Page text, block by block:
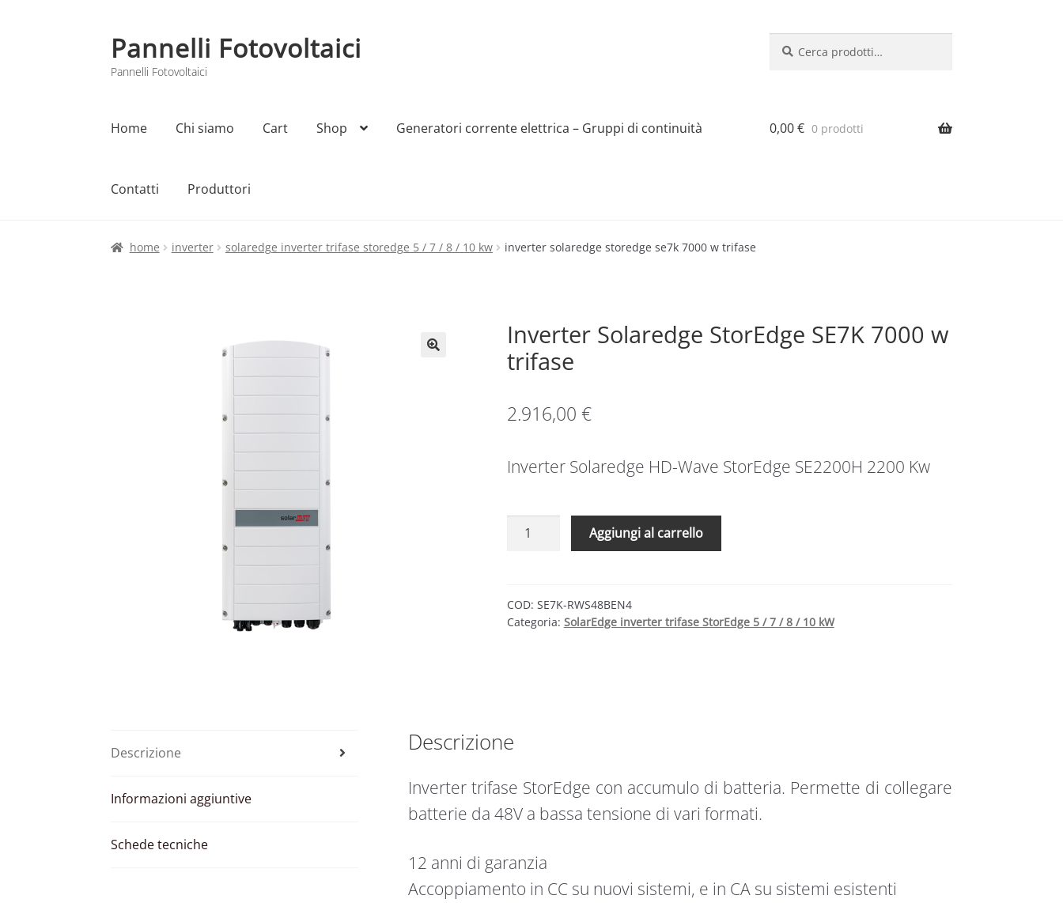
Vai
alla
navigazione
Vai
al
contenuto
Pannelli Fotovoltaici
Pannelli Fotovoltaici
Home Chi siamo Cart Shop Generatori corrente elettrica – Gruppi di continuità
Contatti Produttori
Home Cart Checkout Chi siamo Contatti My account Produttori Sample Page Shop
0,00€ 0 prodotti
home inverter solaredge inverter trifase storedge 5 / 7 / 8 / 10 kw inverter solaredge storedge se7k 7000 w trifase
Inverter Solaredge StorEdge SE7K 7000 w
trifase
2.916,00 €
Inverter Solaredge HD-Wave StorEdge SE2200H 2200 Kw
Inverter
7000
w
Aggiungi al carrello
COD: SE7K-RWS48BEN4
Categoria: SolarEdge inverter trifase StorEdge 5 / 7 / 8 / 10 kW
Descrizione
Informazioni aggiuntive
Schede tecniche
Descrizione
Inverter trifase StorEdge con accumulo di batteria. Permette di collegare
batterie da 48V a bassa tensione di vari formati.
12 anni di garanzia
Accoppiamento in CC su nuovi sistemi, e in CA su sistemi esistenti